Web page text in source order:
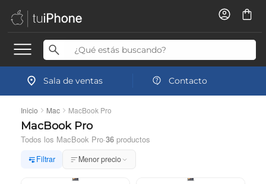
Sala de ventas Contacto
Inicio Mac MacBook Pro
MacBook Pro
Todos los MacBook Pro·36productos
Filtrar Menor precio